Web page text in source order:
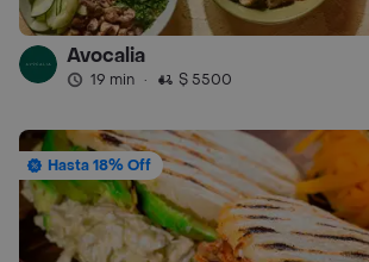
Avocalia
19 min · $ 5500
Hasta 18% Off